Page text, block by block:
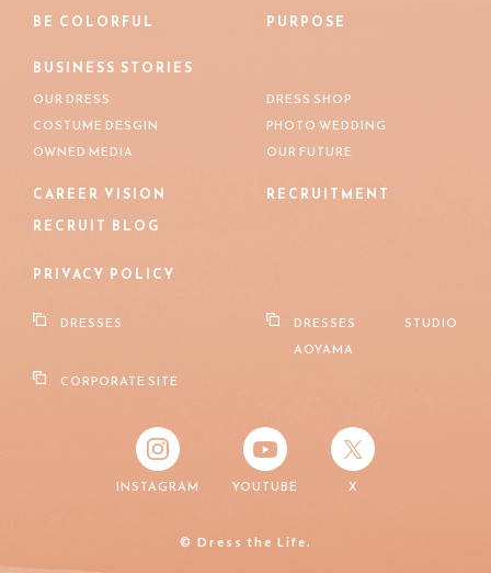
INSTAGRAM YOUTUBE X
BE COLORFUL PURPOSE
BUSINESS STORIES
OUR DRESS
DRESS SHOP
COSTUME DESGIN
PHOTO WEDDING
OWNED MEDIA
OUR FUTURE
CAREER VISION
RECRUITMENT
RECRUIT BLOG
PRIVACY POLICY
DRESSES
DRESSES STUDIO
AOYAMA
CORPORATE SITE
© Dress the Life.